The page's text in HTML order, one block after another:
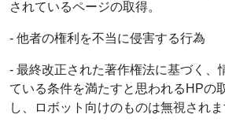
されているページの取得。
- 他者の権利を不当に侵害する行為
- 最終改正された著作権法に基づく、
ている条件を満たすと思われるHPの
し、ロボット向けのものは無視され